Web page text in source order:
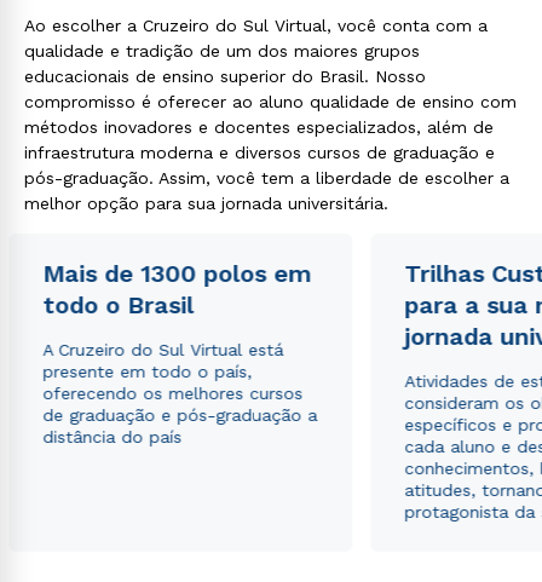
Ao escolher a Cruzeiro do Sul Virtual, você conta com a
qualidade e tradição de um dos maiores grupos
educacionais de ensino superior do Brasil. Nosso
compromisso é oferecer ao aluno qualidade de ensino com
métodos inovadores e docentes especializados, além de
infraestrutura moderna e diversos cursos de graduação e
pós-graduação. Assim, você tem a liberdade de escolher a
melhor opção para sua jornada universitária.
Mais de 1300 polos em
todo o Brasil
A Cruzeiro do Sul Virtual está
presente em todo o país,
oferecendo os melhores cursos
de graduação e pós-graduação a
distância do país
Trilhas
para a sua
jornada
Atividades de
consideram os
específicos e
cada aluno e
conhecimentos,
atitudes,
protagonista da